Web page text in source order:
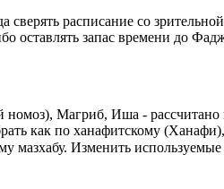
расписание со
оставлять запас времени до
номоз), Магриб, Иша -
как по ханафитскому
Изменить